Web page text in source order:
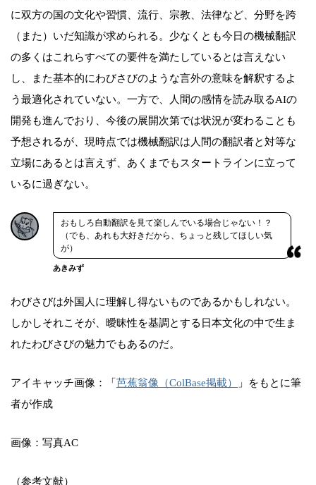
に双方の国の文化や習慣、流行、宗教、法律など、分野を跨
（また）いだ知識が求められる。少なくとも今日の機械翻訳
の多くはこれらすべての要件を満たしているとは言えない
し、また基本的にわびさびのような言外の意味を解釈するよ
う最適化されていない。一方で、人間の感情を読み取るAIの
開発も進んでおり、今後の展開次第では状況が変わることも
予想されるが、現時点では機械翻訳は人間の翻訳者と対等な
立場にあるとは言えず、あくまでもスタートラインに立って
いるに過ぎない。
おもしろ自動翻訳を見て楽しんでいる場合じゃない！？
（でも、あれも大好きだから、ちょっと残してほしい気
が）
あきみず
わびさびは外国人に理解し得ないものであるかもしれない。
しかしそれこそが、曖昧性を基調とする日本文化の中で生ま
れたわびさびの魅力でもあるのだ。
アイキャッチ画像：「 芭蕉翁像（ColBase掲載）
」をもとに筆
者が作成
画像：写真AC
（参考文献）